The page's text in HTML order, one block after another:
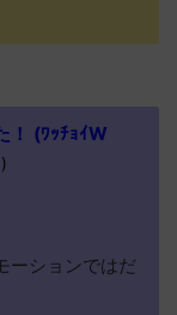
！ (ﾜｯﾁｮｲW
ーションではだ